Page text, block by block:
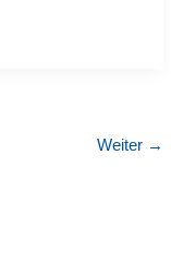
Weiter →